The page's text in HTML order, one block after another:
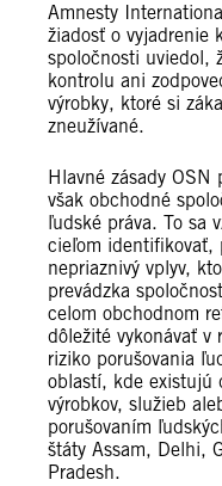
Amnesty
žiadosť o vyjadrenie
spoločnosti uviedol,
kontrolu ani
výrobky, ktoré si
zneužívané.
Hlavné zásady
však obchodné
ľudské práva. To sa
cieľom identifikovať,
nepriaznivý vplyv,
prevádzka
celom obchodnom
dôležité vykonávať v
riziko porušovania
oblastí, kde existujú
výrobkov, služieb
porušovaním
štáty Assam, Delhi,
Pradesh.